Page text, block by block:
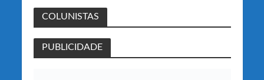
COLUNISTAS
PUBLICIDADE